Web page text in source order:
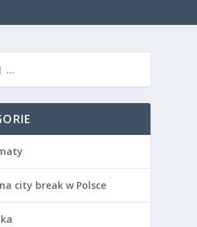
city break w Polsce